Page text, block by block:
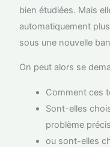
bien étudiées. Mais
automatiquement
sous une nouvelle
On peut alors se
Comment ces
Sont-elles
problème
ou sont-elles